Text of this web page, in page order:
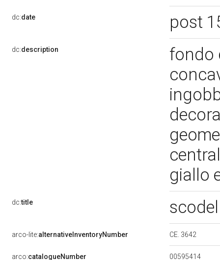
dc:date post
dc:description
fondo
giallo
dc:title
arco-lite:alternativeInventoryNumber CE. 3642
arco:catalogueNumber 00595414